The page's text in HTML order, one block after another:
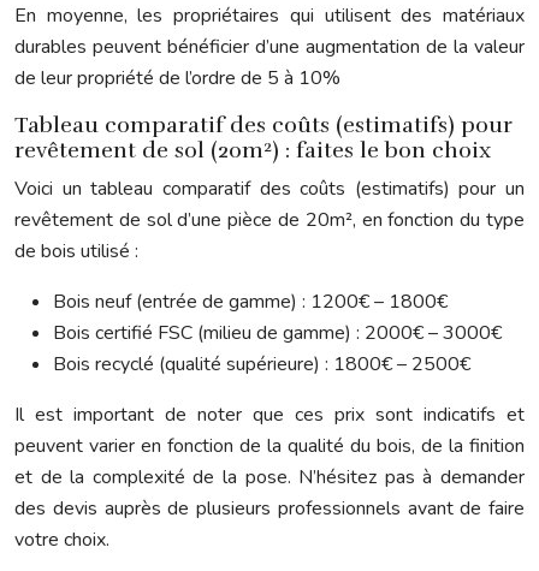
En moyenne, les propriétaires qui utilisent des matériaux
durables peuvent bénéficier d’une augmentation de la valeur
de leur propriété de l’ordre de 5 à 10%
Tableau comparatif des coûts (estimatifs) pour
revêtement de sol (20m²) : faites le bon choix
Voici un tableau comparatif des coûts (estimatifs) pour un
revêtement de sol d’une pièce de 20m², en fonction du type
de bois utilisé :
Bois neuf (entrée de gamme) : 1200€ – 1800€
Bois certifié FSC (milieu de gamme) : 2000€ – 3000€
Bois recyclé (qualité supérieure) : 1800€ – 2500€
Il est important de noter que ces prix sont indicatifs et
peuvent varier en fonction de la qualité du bois, de la finition
et de la complexité de la pose. N’hésitez pas à demander
des devis auprès de plusieurs professionnels avant de faire
votre choix.